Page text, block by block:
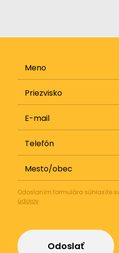
Meno
Priezvisko
E-mail
Telefón
Mesto/obec
Odoslaním formulára súhlasíte
údajov.
Odoslať